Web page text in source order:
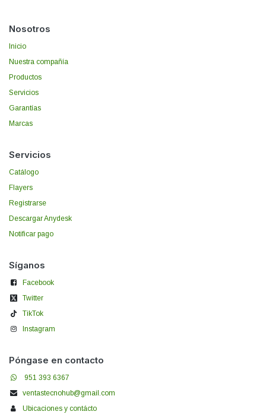
Nosotros
Inicio
Nuestra compañía
Productos
Servicios
Garantías
Marcas
Servicios
Catálogo
Flayers
Registrarse
Descargar Anydesk
Notificar pago
Síganos
Facebook
Twitter
TikTok
Instagram
Póngase en contacto
951 393 6367
ventastecnohub@gmail.com
Ubicaciones y contácto